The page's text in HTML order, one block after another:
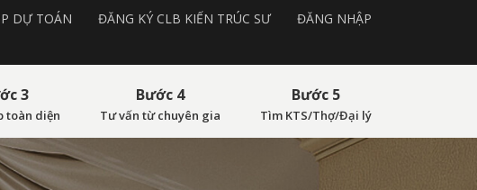
DỰ TOÁN ĐĂNG KÝ CLB KIẾN TRÚC SƯ ĐĂNG NHẬP
3
toàn diện
Bước 4
Tư vấn từ chuyên gia
Bước 5
Tìm KTS/Thợ/Đại lý